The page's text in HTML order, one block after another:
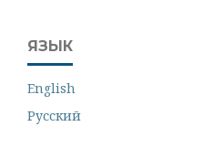
ЯЗЫК
English
Русский